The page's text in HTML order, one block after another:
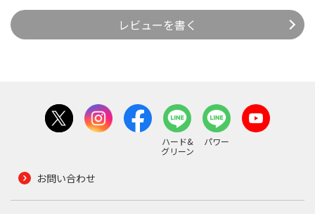
レビューを書く
ハード&
グリーン
パワー
お問い合わせ